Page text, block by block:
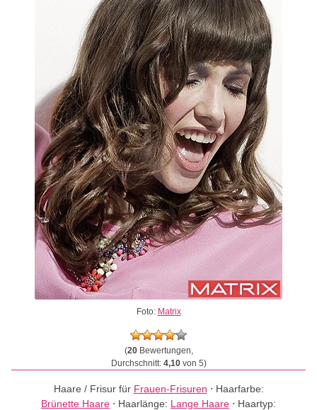
Foto: Matrix
(20Bewertungen,
Durchschnitt: 4,10von 5)
Haare / Frisur für Frauen-Frisuren ⋅ Haarfarbe:
Brünette Haare ⋅ Haarlänge: Lange Haare ⋅ Haartyp: